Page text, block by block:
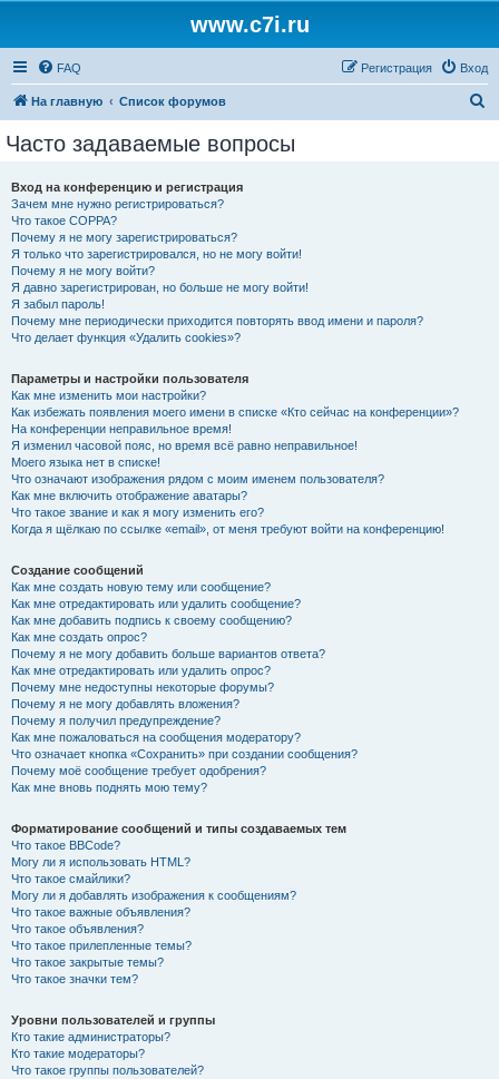
www.c7i.ru
FAQ Вход
Регистрация
На главную Список форумов
Часто задаваемые вопросы
Вход на конференцию и регистрация
Зачем мне нужно регистрироваться?
Что такое COPPA?
Почему я не могу зарегистрироваться?
Я только что зарегистрировался, но не могу войти!
Почему я не могу войти?
Я давно зарегистрирован, но больше не могу войти!
Я забыл пароль!
Почему мне периодически приходится повторять ввод имени и пароля?
Что делает функция «Удалить cookies»?
Параметры и настройки пользователя
Как мне изменить мои настройки?
Как избежать появления моего имени в списке «Кто сейчас на конференции»?
На конференции неправильное время!
Я изменил часовой пояс, но время всё равно неправильное!
Моего языка нет в списке!
Что означают изображения рядом с моим именем пользователя?
Как мне включить отображение аватары?
Что такое звание и как я могу изменить его?
Когда я щёлкаю по ссылке «email», от меня требуют войти на конференцию!
Создание сообщений
Как мне создать новую тему или сообщение?
Как мне отредактировать или удалить сообщение?
Как мне добавить подпись к своему сообщению?
Как мне создать опрос?
Почему я не могу добавить больше вариантов ответа?
Как мне отредактировать или удалить опрос?
Почему мне недоступны некоторые форумы?
Почему я не могу добавлять вложения?
Почему я получил предупреждение?
Как мне пожаловаться на сообщения модератору?
Что означает кнопка «Сохранить» при создании сообщения?
Почему моё сообщение требует одобрения?
Как мне вновь поднять мою тему?
Форматирование сообщений и типы создаваемых тем
Что такое BBCode?
Могу ли я использовать HTML?
Что такое смайлики?
Могу ли я добавлять изображения к сообщениям?
Что такое важные объявления?
Что такое объявления?
Что такое прилепленные темы?
Что такое закрытые темы?
Что такое значки тем?
Уровни пользователей и группы
Кто такие администраторы?
Кто такие модераторы?
Что такое группы пользователей?